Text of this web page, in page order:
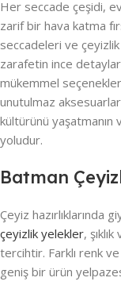
Her seccade çeşidi,
zarif bir hava katma
seccadeleri ve
zarafetin ince
mükemmel
unutulmaz
kültürünü yaşatmanın
yoludur.
Batman
Çeyiz hazırlıklarında
çeyizlik yelekler,
tercihtir. Farklı renk
geniş bir ürün